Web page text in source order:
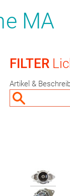
MA
FILTER
Artikel &